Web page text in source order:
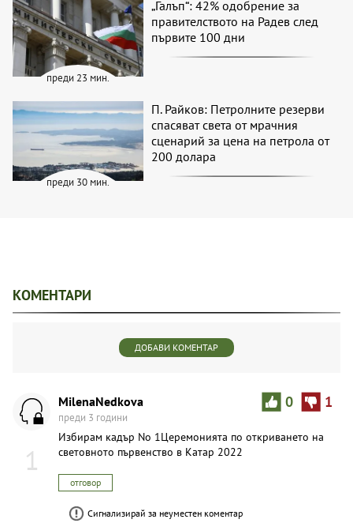
преди 23 мин.
„Галъп“: 42% одобрение за
правителството на Радев след
първите 100 дни
преди 30 мин.
П. Райков: Петролните резерви
спасяват света от мрачния
сценарий за цена на петрола от
200 долара
КОМЕНТАРИ
ДОБАВИ КОМЕНТАР
1
0 1
MilenaNedkova
преди 3 години
Избирам кадър No 1Церемонията по откриването на
световното първенство в Катар 2022
отговор
Сигнализирай за неуместен коментар